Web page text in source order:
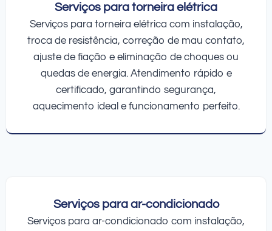
Serviços para torneira elétrica
Serviços para torneira elétrica com instalação,
troca de resistência, correção de mau contato,
ajuste de fiação e eliminação de choques ou
quedas de energia. Atendimento rápido e
certificado, garantindo segurança,
aquecimento ideal e funcionamento perfeito.
Serviços para ar-condicionado
Serviços para ar-condicionado com instalação,